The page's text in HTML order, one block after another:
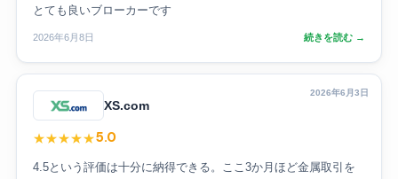
とても良いブローカーです
2026年6月8日 続きを読む →
2026年6月3日
XS.com
★★★★★5.0
4.5という評価は十分に納得できる。ここ3か月ほど金属取引を